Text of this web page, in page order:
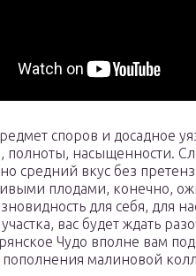
споров и досадное
полноты, насыщенности.
средний вкус без
плодами, конечно,
для себя, для
вас будет ждать
Чудо вполне вам
пополнения малиновой